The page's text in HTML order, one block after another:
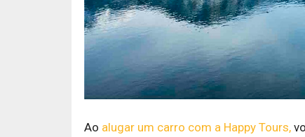
Ao alugar um carro com a Happy Tours,